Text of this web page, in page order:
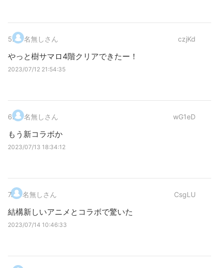
5. 名無しさん czjKd
やっと樹サマロ4階クリアできたー！
2023/07/12 21:54:35
6. 名無しさん wG1eD
もう新コラボか
2023/07/13 18:34:12
7. 名無しさん CsgLU
結構新しいアニメとコラボで驚いた
2023/07/14 10:46:33